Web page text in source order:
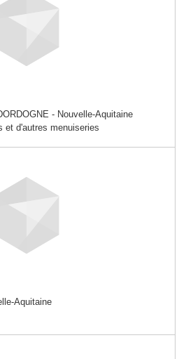
- Nouvelle-Aquitaine
et d'autres menuiseries
Aquitaine